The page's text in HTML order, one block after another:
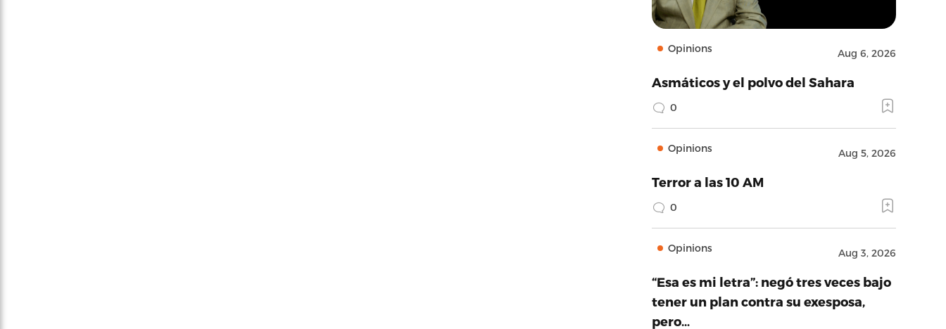
Opinions Aug 6, 2026
Asmáticos y el polvo del Sahara
0
Opinions Aug 5, 2026
Terror a las 10 AM
0
Opinions Aug 3, 2026
“Esa es mi letra”: negó tres veces bajo
tener un plan contra su exesposa,
pero…